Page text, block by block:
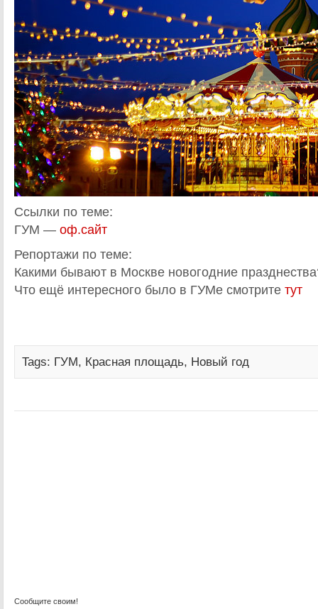
Ссылки по теме:
ГУМ — оф.сайт
Репортажи по теме:
Какими бывают в Москве новогодние
Что ещё интересного было в ГУМе смотрите тут
Tags: ГУМ, Красная площадь, Новый год
Сообщите своим!